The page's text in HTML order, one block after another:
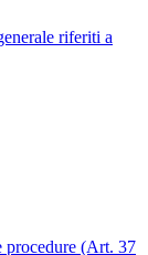
riferiti a
procedure (Art. 37